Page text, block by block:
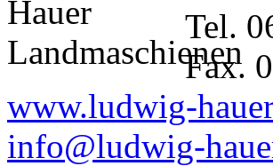
Tel.
Fax.
www.ludwig-
info@ludwig-